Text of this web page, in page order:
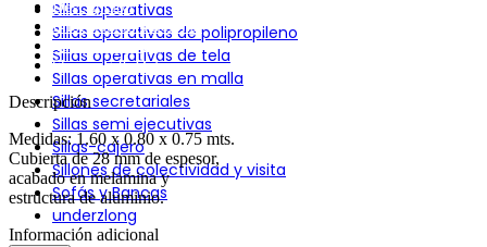
Sillas operativas
Sillas operativas de polipropileno
Sillas operativas de tela
Sillas operativas en malla
Sillas secretariales
Sillas semi ejecutivas
Sillas-cajero
Sillones de colectividad y visita
Sofás y Bancas
underzlong
Descripción
Información adicional
Valoraciones (0)
Shipping & Delivery
Descripción
Medidas: 1.60 x 0.80 x 0.75 mts.
Cubierta de 28 mm de espesor,
acabado en melamina y
estructura de aluminio.
Información adicional